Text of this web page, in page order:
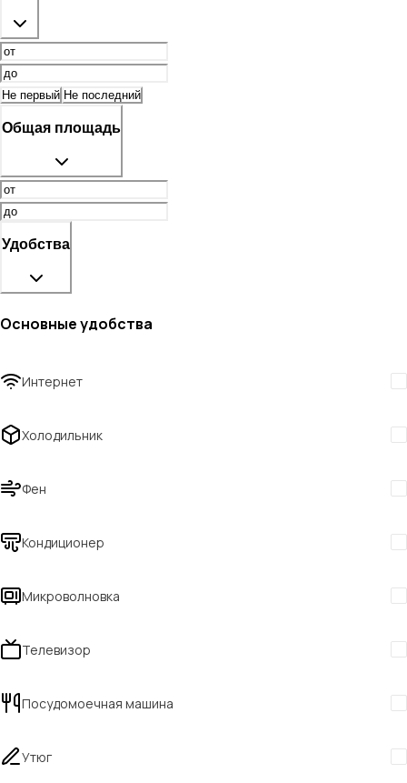
Не первый Не последний
Общая площадь
Удобства
Основные удобства
Интернет
Холодильник
Фен
Кондиционер
Микроволновка
Телевизор
Посудомоечная машина
Утюг